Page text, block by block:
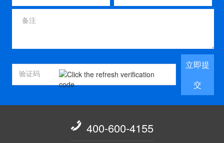
立即提
交
 400-600-4155